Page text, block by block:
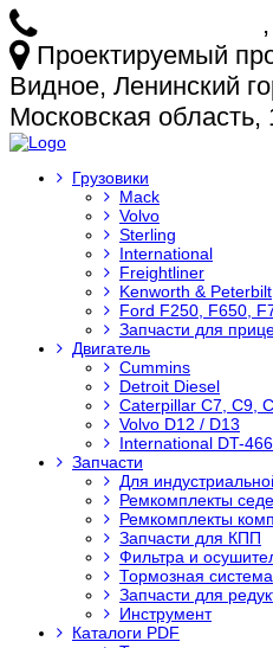
,
Проектируемый
Видное, Ленинский
Московская область,
Грузовики
Mack
Volvo
Sterling
International
Freightliner
Kenworth & Peterbilt
Ford F250, F650,
Запчасти для
Двигатель
Cummins
Detroit Diesel
Caterpillar C7, C9,
Volvo D12 / D13
International DT-
Запчасти
Для
Ремкомплекты
Ремкомплекты
Запчасти для КПП
Фильтра и
Тормозная система
Запчасти для
Инструмент
Каталоги PDF